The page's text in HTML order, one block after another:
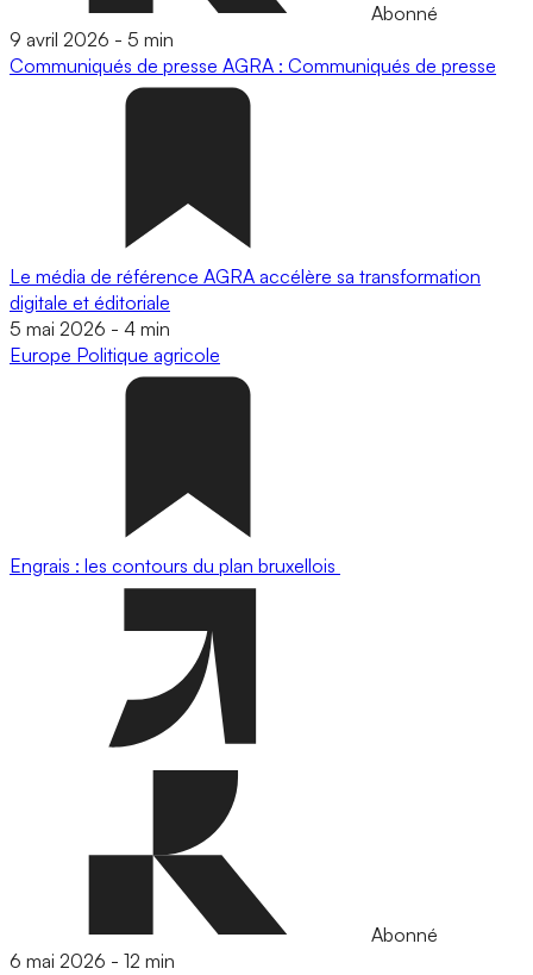
Abonné
9 avril 2026 - 5 min
Communiqués de presse AGRA : Communiqués de presse
Le média de référence AGRA accélère sa transformation
digitale et éditoriale
5 mai 2026 - 4 min
Europe Politique agricole
Engrais : les contours du plan bruxellois
Abonné
6 mai 2026 - 12 min